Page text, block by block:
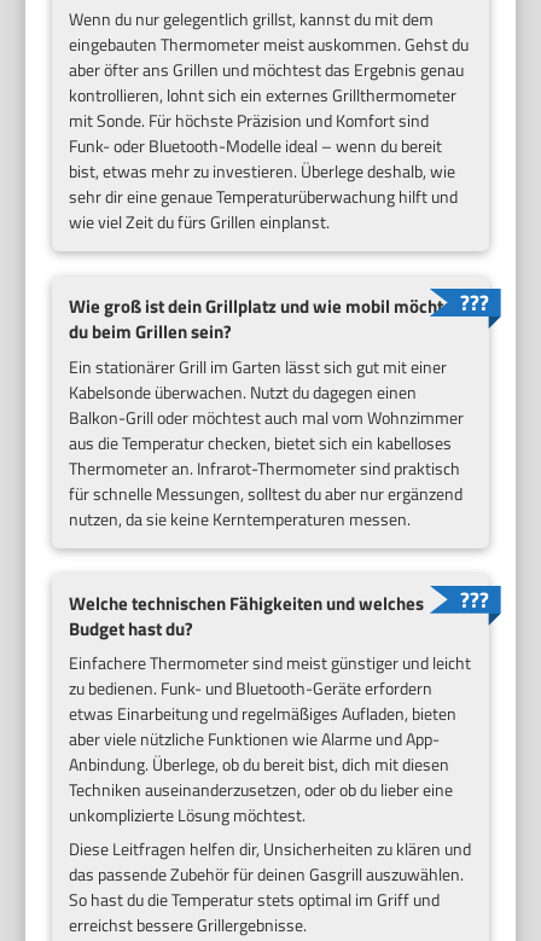
Wenn du nur gelegentlich grillst, kannst du mit dem
eingebauten Thermometer meist auskommen. Gehst du
aber öfter ans Grillen und möchtest das Ergebnis genau
kontrollieren, lohnt sich ein externes Grillthermometer
mit Sonde. Für höchste Präzision und Komfort sind
Funk- oder Bluetooth-Modelle ideal – wenn du bereit
bist, etwas mehr zu investieren. Überlege deshalb, wie
sehr dir eine genaue Temperaturüberwachung hilft und
wie viel Zeit du fürs Grillen einplanst.
Wie groß ist dein Grillplatz und wie mobil möchtest
du beim Grillen sein?
Ein stationärer Grill im Garten lässt sich gut mit einer
Kabelsonde überwachen. Nutzt du dagegen einen
Balkon-Grill oder möchtest auch mal vom Wohnzimmer
aus die Temperatur checken, bietet sich ein kabelloses
Thermometer an. Infrarot-Thermometer sind praktisch
für schnelle Messungen, solltest du aber nur ergänzend
nutzen, da sie keine Kerntemperaturen messen.
Welche technischen Fähigkeiten und welches
Budget hast du?
Einfachere Thermometer sind meist günstiger und leicht
zu bedienen. Funk- und Bluetooth-Geräte erfordern
etwas Einarbeitung und regelmäßiges Aufladen, bieten
aber viele nützliche Funktionen wie Alarme und App-
Anbindung. Überlege, ob du bereit bist, dich mit diesen
Techniken auseinanderzusetzen, oder ob du lieber eine
unkomplizierte Lösung möchtest.
Diese Leitfragen helfen dir, Unsicherheiten zu klären und
das passende Zubehör für deinen Gasgrill auszuwählen.
So hast du die Temperatur stets optimal im Griff und
erreichst bessere Grillergebnisse.